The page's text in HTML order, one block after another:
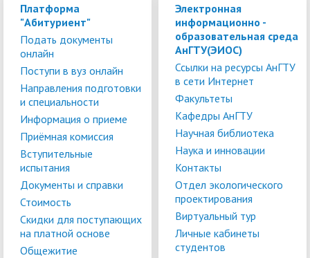
Платформа
"Абитуриент"
Подать документы
онлайн
Поступи в вуз онлайн
Направления подготовки
и специальности
Информация о приеме
Приёмная комиссия
Вступительные
испытания
Документы и справки
Стоимость
Скидки для поступающих
на платной основе
Общежитие
Электронная
информационно -
образовательная среда
АнГТУ(ЭИОС)
Ссылки на ресурсы АнГТУ
в сети Интернет
Факультеты
Кафедры АнГТУ
Научная библиотека
Наука и инновации
Контакты
Отдел экологического
проектирования
Виртуальный тур
Личные кабинеты
студентов